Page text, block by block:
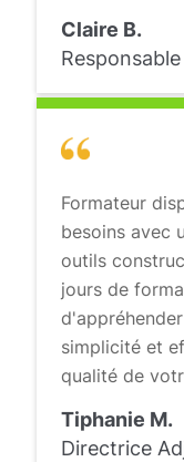
Claire B.
Formateur
besoins avec
outils
jours de
simplicité et
qualité de
Tiphanie M.
Directrice